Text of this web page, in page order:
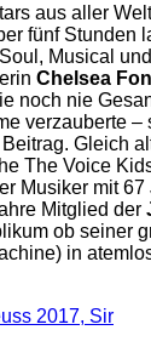
aus aller
fünf Stunden
Musical
Chelsea
noch nie
verzauberte –
Gleich
The Voice
Musiker mit
Mitglied der
ob seiner
in